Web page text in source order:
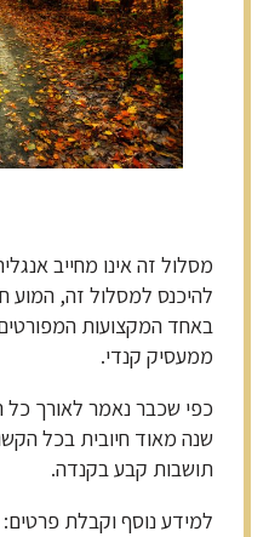
מסלול זה אינו מחייב
להיכנס למסלול זה, המוע
באחד המקצועות
ממעסיק קנדי.
שנה מאוד חיובית בכל
תושבות קבע בקנדה.
למידע נוסף וקבלת פרטים: